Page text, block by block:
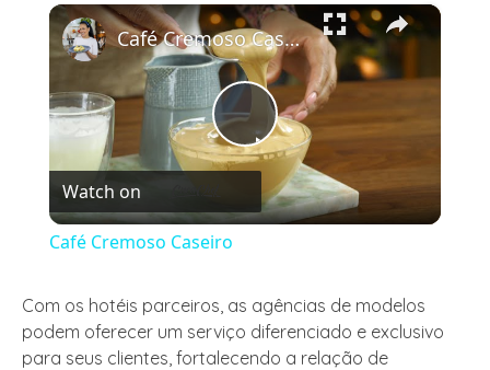
Play Unmute Fullscreen ×
Play
Video
Café Cremoso Caseiro
Watch on
Café Cremoso Caseiro
Com os hotéis parceiros, as agências de modelos
podem oferecer um serviço diferenciado e exclusivo
para seus clientes, fortalecendo a relação de